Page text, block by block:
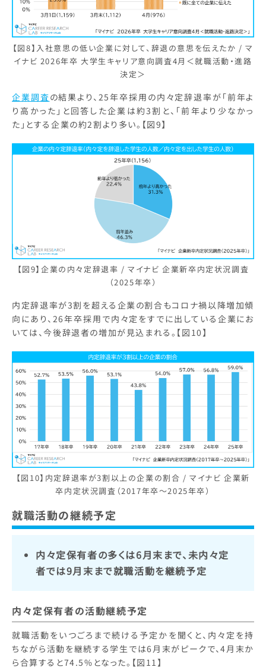
【図8】入社意思の低い企業に対して、辞退の意思を伝えたか / マ
イナビ 2026年卒 大学生キャリア意向調査4月＜就職活動・進路
決定＞
企業調査の結果より、25年卒採用の内々定辞退率が「前年よ
り高かった」と回答した企業は約3割と、「前年より少なかっ
た」とする企業の約2割より多い。【図9】
【図9】企業の内々定辞退率 / マイナビ 企業新卒内定状況調査
（2025年卒）
内定辞退率が3割を超える企業の割合もコロナ禍以降増加傾
向にあり、26年卒採用で内々定をすでに出している企業にお
いては、今後辞退者の増加が見込まれる。【図10】
【図10】内定辞退率が3割以上の企業の割合 / マイナビ 企業新
卒内定状況調査（2017年卒～2025年卒）
就職活動の継続予定
内々定保有者の多くは6月末まで、未内々定
者では9月末まで就職活動を継続予定
内々定保有者の活動継続予定
就職活動をいつごろまで続ける予定かを聞くと、内々定を持
ちながら活動を継続する学生では6月末がピークで、4月末か
ら合算すると74.5%となった。【図11】